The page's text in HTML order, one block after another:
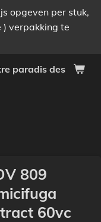
paradis des
opgeven per stuk,
) verpakking te
809
60vc